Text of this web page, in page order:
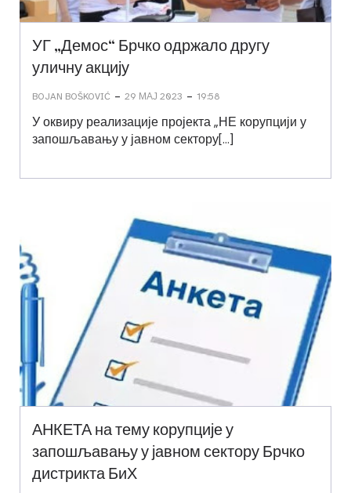
УГ „Демос“ Брчко одржало другу
уличну акцију
BOJAN BOŠKOVIĆ - 29 МАЈ 2023 - 19:58
У оквиру реализације пројекта „НЕ корупцији у
запошљавању у јавном сектору[…]
АНКЕТА на тему корупције у
запошљавању у јавном сектору Брчко
дистрикта БиХ